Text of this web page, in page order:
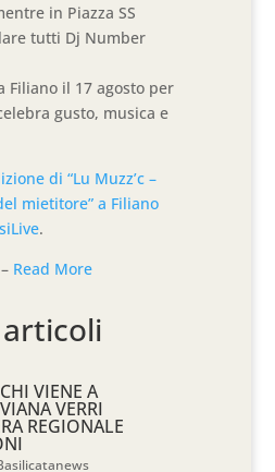
in Piazza SS
tutti Dj Number
Filiano il 17 agosto per
gusto, musica e
di “Lu Muzz’c –
mietitore” a Filiano
.
Read More
VIENE A
VERRI
REGIONALE